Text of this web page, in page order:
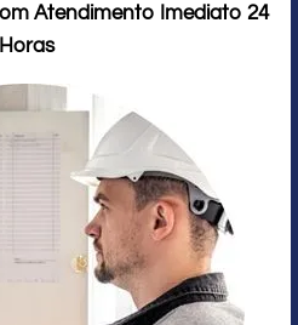
Atendimento Imediato 24
Horas